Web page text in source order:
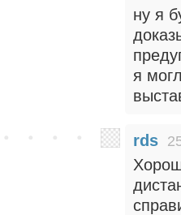
ну я
я
rds